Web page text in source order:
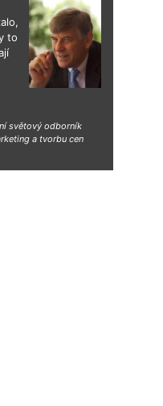
to
světový odborník
a tvorbu cen